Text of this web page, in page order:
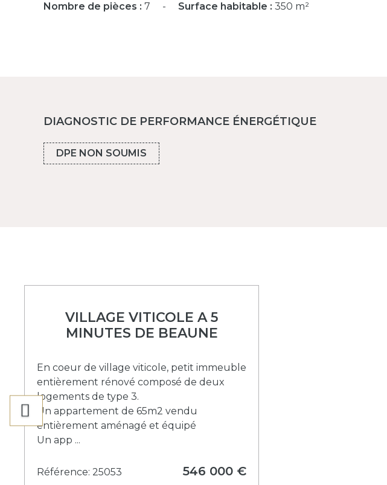
Nombre de pièces : 7 Surface habitable : 350 m²
DIAGNOSTIC DE PERFORMANCE ÉNERGÉTIQUE
DPE NON SOUMIS
VILLAGE VITICOLE A 5
MINUTES DE BEAUNE
En coeur de village viticole, petit immeuble
entièrement rénové composé de deux
logements de type 3.
Un appartement de 65m2 vendu
entièrement aménagé et équipé
Un app ...
Référence: 25053 546 000 €